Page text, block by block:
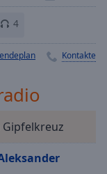
4
Kontakte
Gipfelkreuz